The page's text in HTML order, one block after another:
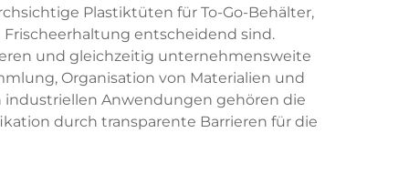
Plastiktüten für To-Go-Behälter,
entscheidend sind.
und gleichzeitig unternehmensweite
Organisation von Materialien und
industriellen Anwendungen gehören die
durch transparente Barrieren für die